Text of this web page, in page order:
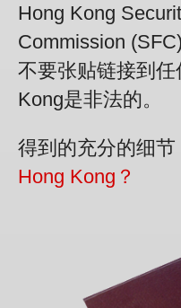
Hong Kong
Commission
不要张贴链接到
Kong是非法的。
得到的充分的细节
Hong Kong？